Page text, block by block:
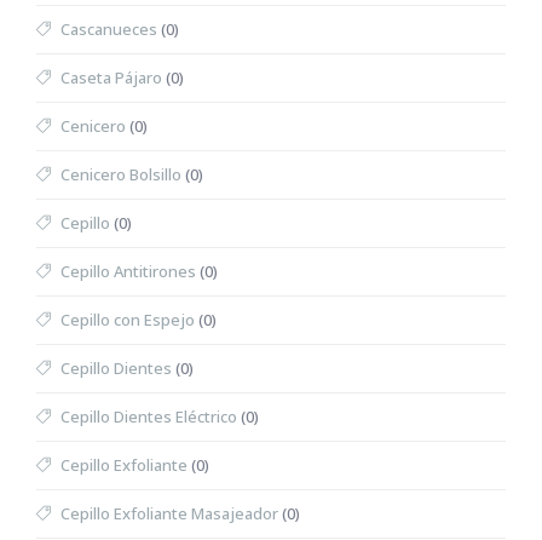
Cascanueces (0)
Caseta Pájaro (0)
Cenicero (0)
Cenicero Bolsillo (0)
Cepillo (0)
Cepillo Antitirones (0)
Cepillo con Espejo (0)
Cepillo Dientes (0)
Cepillo Dientes Eléctrico (0)
Cepillo Exfoliante (0)
Cepillo Exfoliante Masajeador(0)